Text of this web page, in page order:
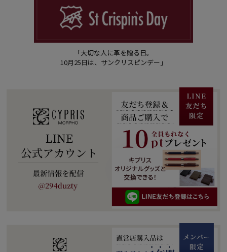
「大切な人に革を贈る日。
10月25日は、サンクリスピンデー」